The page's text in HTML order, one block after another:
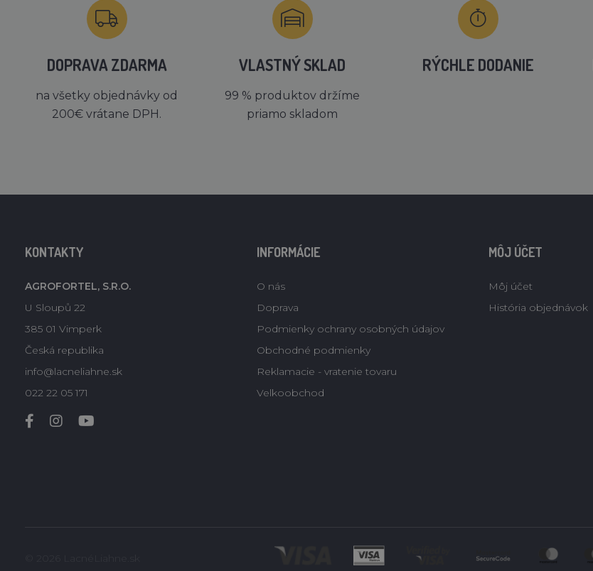
DOPRAVA ZDARMA
na všetky objednávky od
200€ vrátane DPH.
VLASTNÝ SKLAD
99 % produktov držíme
priamo skladom
RÝCHLE DODANIE
KONTAKTY
AGROFORTEL, S.R.O.
U Sloupů 22
385 01 Vimperk
Česká republika
info@lacneliahne.sk
022 22 05 171
INFORMÁCIE
O nás
Doprava
Podmienky ochrany osobných údajov
Obchodné podmienky
Reklamacie - vratenie tovaru
Velkoobchod
MÔJ ÚČET
Môj účet
História objednávok